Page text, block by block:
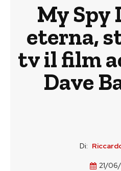
My Spy
eterna,
tv il film
Dave
Di:
21/